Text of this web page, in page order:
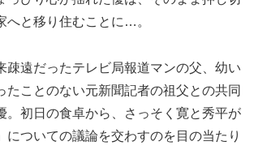
へと移り住むことに…。
疎遠だったテレビ局報道マンの父、幼い
たことのない元新聞記者の祖父との共同
。初日の食卓から、さっそく寛と秀平が
についての議論を交わすのを目の当たり